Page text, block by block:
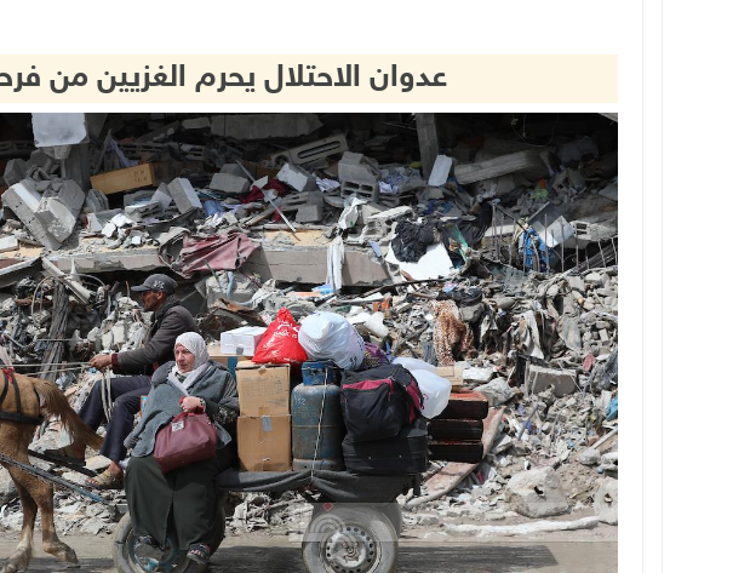
عدوان الاحتلال يحرم الغزيين من